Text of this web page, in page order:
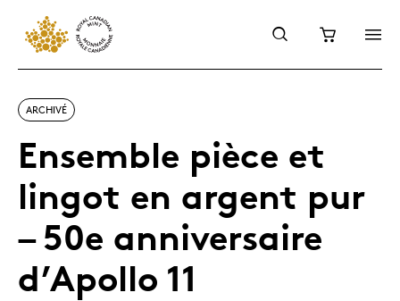
ARCHIVÉ
Ensemble pièce et
lingot en argent pur
– 50e anniversaire
d’Apollo 11